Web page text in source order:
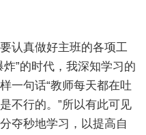
认真做好主班的各项工
”的时代，我深知学习的
一句话“教师每天都在吐
不行的。”所以有此可见
夺秒地学习，以提高自